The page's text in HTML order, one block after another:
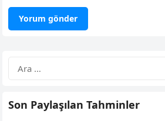
Son Paylaşılan Tahminler